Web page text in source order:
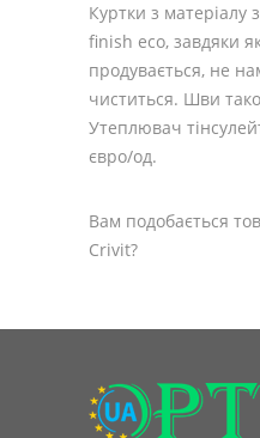
Куртки з матеріалу
finish eco, завдяки
продувається, не
чиститься. Шви
Утеплювач
євро/од.
Вам подобається
Crivit?